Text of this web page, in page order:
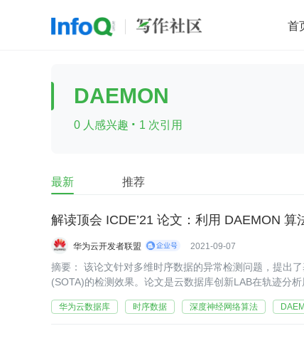
首
前端 AI
查看更多
DAEMON
0 人感兴趣 · 1 次引用
最新 推荐
解读顶会 ICDE’21 论文：利用 DAEMON
华为云开发者联盟 2021-09-07
摘要： 该论文针对多维时序数据的异常检测问题，提出
(SOTA)的检测效果。论文是云数据库创新LAB在轨迹分析
华为云数据库 时序数据 深度神经网络算法